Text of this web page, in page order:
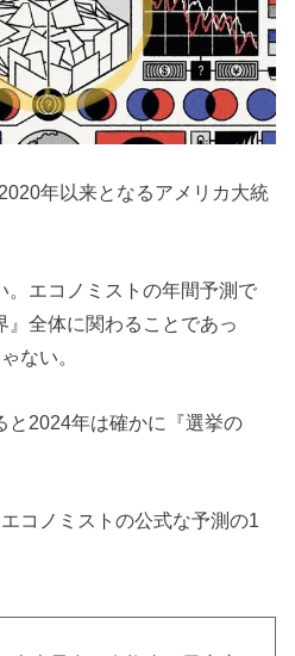
年以来となるアメリカ大統
。エコノミストの年間予測で
全体に関わることであっ
ない。
と2024年は確かに『選挙の
コノミストの公式な予測の1